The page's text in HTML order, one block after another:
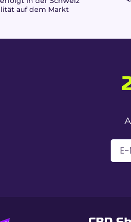
Beldia bei
intensives Erlebnis der
maximale Sicherheit im
auf dem Markt